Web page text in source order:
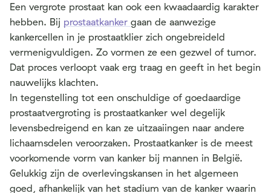
Een vergrote prostaat kan ook een kwaadaardig karakter
hebben. Bij prostaatkanker gaan de aanwezige
kankercellen in je prostaatklier zich ongebreideld
vermenigvuldigen. Zo vormen ze een gezwel of tumor.
Dat proces verloopt vaak erg traag en geeft in het begin
nauwelijks klachten.
In tegenstelling tot een onschuldige of goedaardige
prostaatvergroting is prostaatkanker wel degelijk
levensbedreigend en kan ze uitzaaiingen naar andere
lichaamsdelen veroorzaken. Prostaatkanker is de meest
voorkomende vorm van kanker bij mannen in België.
Gelukkig zijn de overlevingskansen in het algemeen
goed, afhankelijk van het stadium van de kanker waarin